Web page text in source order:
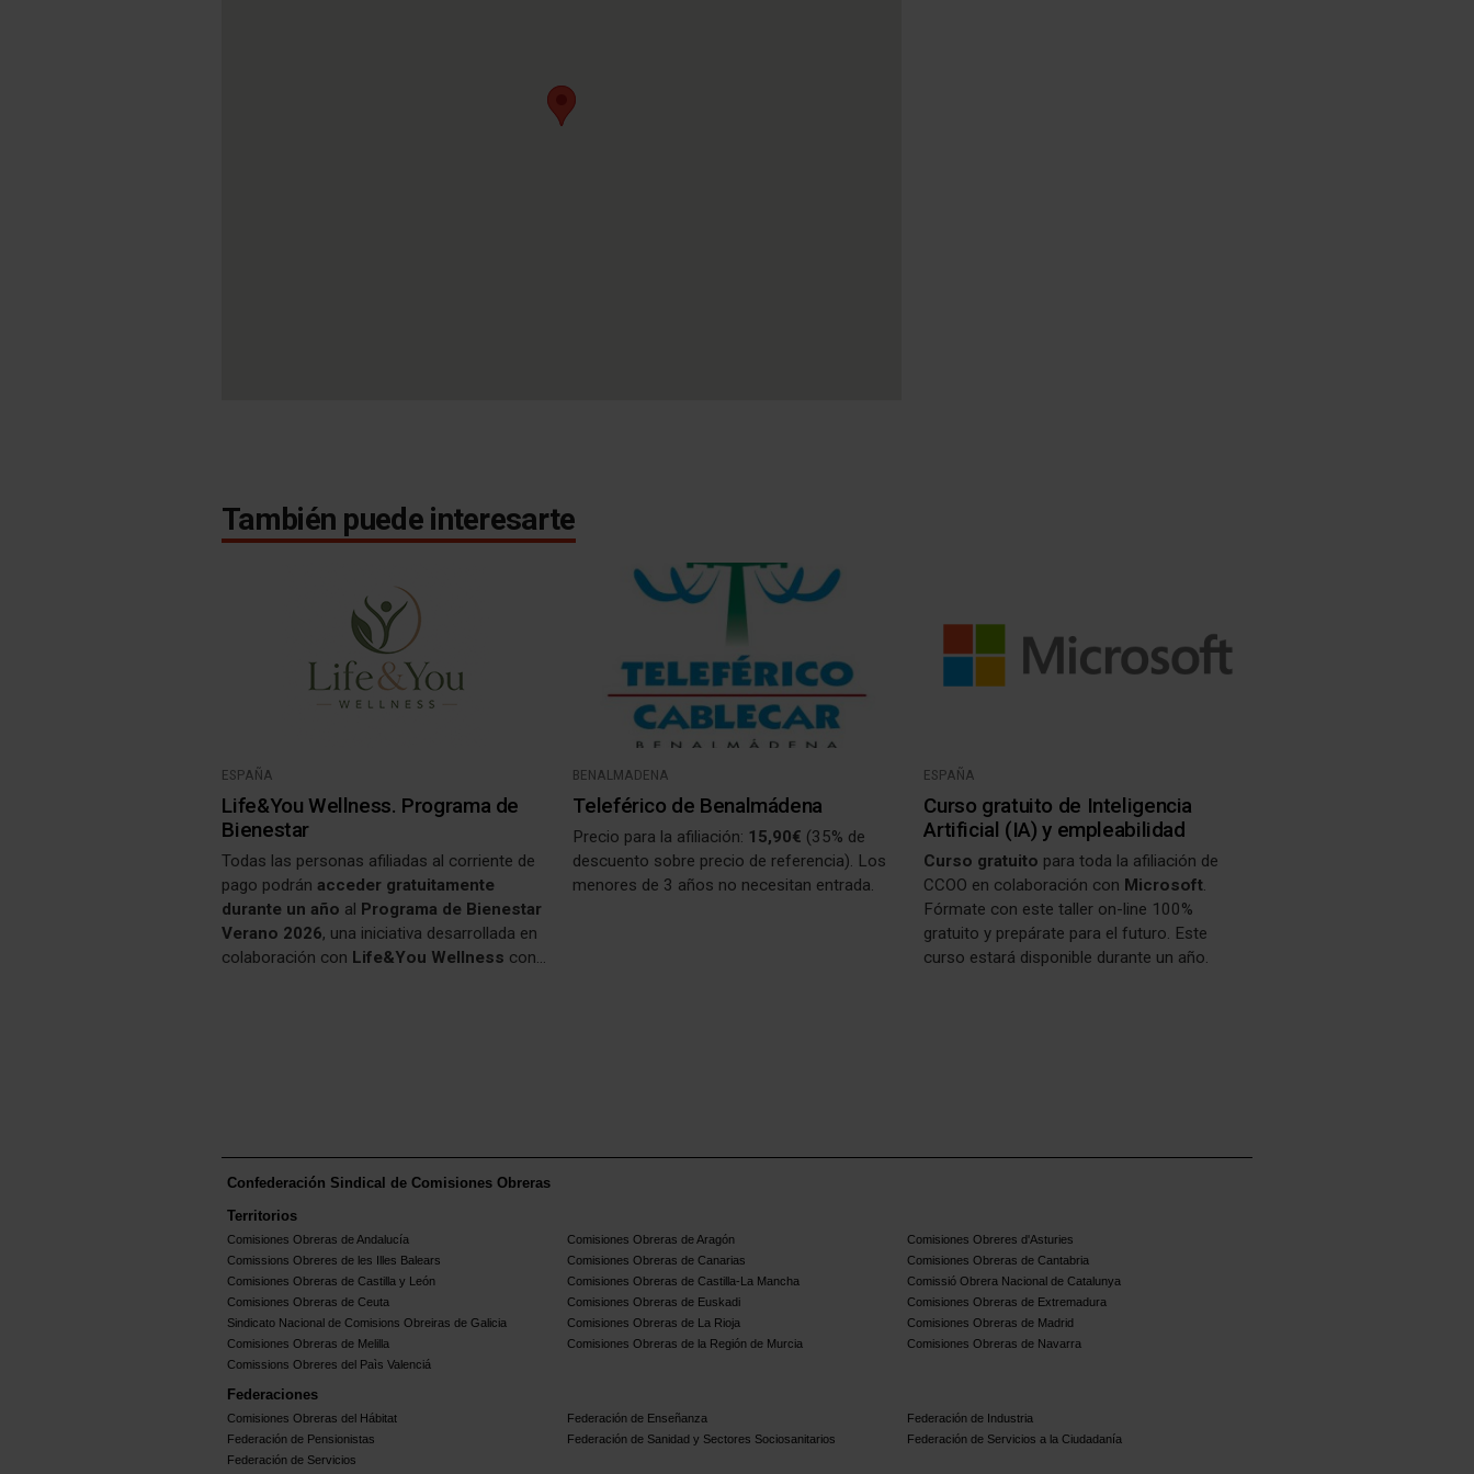
También puede interesarte
ESPAÑA
Life&You Wellness. Programa de
Bienestar
Todas las personas afiliadas al corriente de
pago podrán acceder gratuitamente
durante un año al
Programa de Bienestar
Verano 2026, una iniciativa desarrollada en
colaboración con Life&You Wellness con
BENALMADENA
Teleférico de Benalmádena
Precio para la afiliación: 15,90€ (35% de
descuento sobre precio de referencia). Los
menores de 3 años no necesitan entrada.
ESPAÑA
Curso gratuito de Inteligencia
Artificial (IA) y empleabilidad
Curso gratuito para toda la afiliación de
CCOO en colaboración con Microsoft.
Fórmate con este taller on-line 100%
gratuito y prepárate para el futuro. Este
curso estará disponible durante un año.
Confederación Sindical de Comisiones Obreras
Territorios
Comisiones Obreras de Andalucía Comisiones Obreras de Aragón
Comisiones Obreres d'Asturies
Comissions Obreres de les Illes Balears
Comisiones Obreras de Canarias
Comisiones Obreras de Cantabria
Comisiones Obreras de Castilla y León
Comisiones Obreras de Castilla-La Mancha
Comissió Obrera Nacional de Catalunya
Comisiones Obreras de Ceuta
Comisiones Obreras de Euskadi
Comisiones Obreras de Extremadura
Sindicato Nacional de Comisions Obreiras de Galicia
Comisiones Obreras de La Rioja
Comisiones Obreras de Madrid
Comisiones Obreras de Melilla
Comisiones Obreras de la Región de Murcia
Comisiones Obreras de Navarra
Comissions Obreres del Paìs Valenciá
Federaciones
Comisiones Obreras del Hábitat Federación de Enseñanza
Federación de Industria
Federación de Pensionistas
Federación de Sanidad y Sectores Sociosanitarios
Federación de Servicios a la Ciudadanía
Federación de Servicios